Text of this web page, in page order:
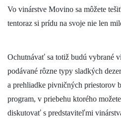
Vo vinárstve Movino sa môžete
tentoraz si prídu na svoje nie len
Ochutnávať sa totiž budú vybrané
podávané rôzne typy sladkých
a prehliadke pivničných priestorov
program, v priebehu ktorého
diskutovať s predstaviteľmi